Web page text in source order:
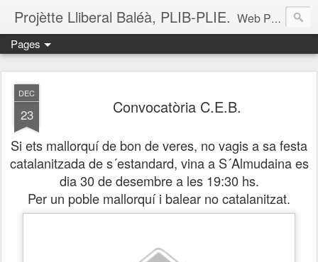
Projètte Lliberal Baléà, PLIB-PLIE. Web Projètte Lliberal Baléà (PLIB-PLIE)
Pages
DEC
23 Convocatòria C.E.B.
Si ets mallorquí de bon de veres, no vagis a sa festa
catalanitzada de s´estandard, vina a S´Almudaina es
dia 30 de desembre a les 19:30 hs.
Per un poble mallorquí i balear no catalanitzat.